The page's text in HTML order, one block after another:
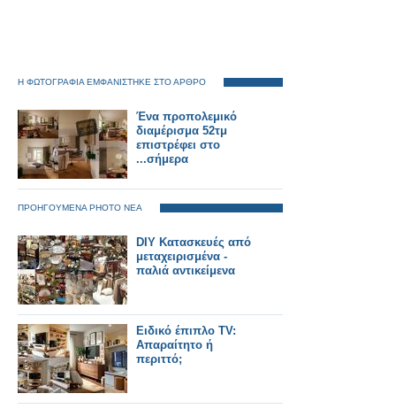
Η ΦΩΤΟΓΡΑΦΙΑ ΕΜΦΑΝΙΣΤΗΚΕ ΣΤΟ ΑΡΘΡΟ
Ένα προπολεμικό
διαμέρισμα 52τμ
επιστρέφει στο
...σήμερα
ΠΡΟΗΓΟΥΜΕΝΑ PHOTO ΝΕΑ
DIY Κατασκευές από
μεταχειρισμένα -
παλιά αντικείμενα
Ειδικό έπιπλο TV:
Απαραίτητο ή
περιττό;